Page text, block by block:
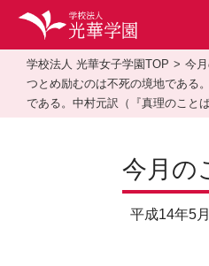
学校法人 光華女子学園TOP
今
つとめ励むのは不死の境地である
である。中村元訳（『真理のことば
今月の
平成14年5